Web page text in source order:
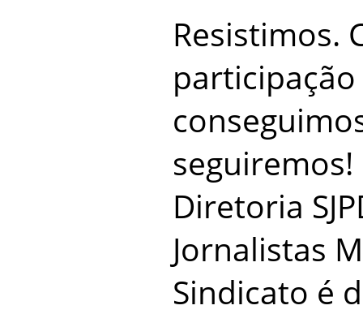
Resistimos.
seguiremos!
Diretoria
Jornalistas
Sindicato é